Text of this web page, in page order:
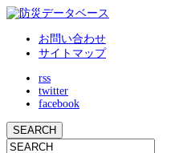
お問い合わせ
サイトマップ
rss
twitter
facebook